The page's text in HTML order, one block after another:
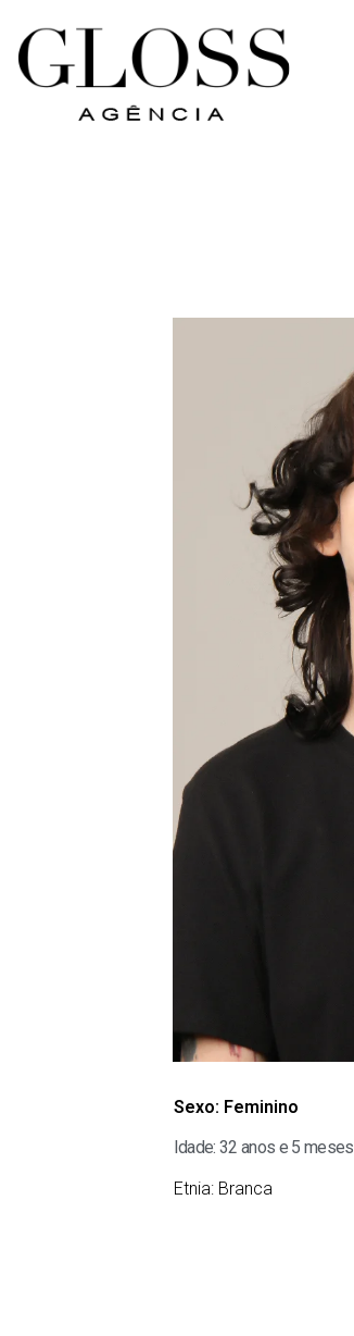
Sexo: Feminino
Idade: 32 anos e 5 meses
Etnia: Branca